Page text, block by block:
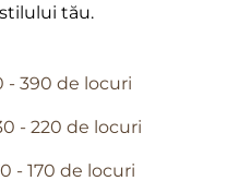
tău.
- 390 de locuri
- 220 de locuri
- 170 de locuri